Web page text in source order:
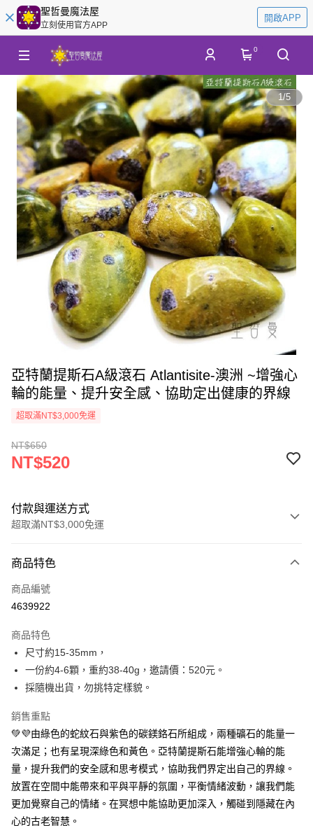
聖哲曼魔法屋
立刻使用官方APP
開啟APP
0
1/5
亞特蘭提斯石A級滾石 Atlantisite-澳洲 ~增強心
輪的能量、提升安全感、協助定出健康的界線
超取滿NT$3,000免運
NT$650
NT$520
付款與運送方式
超取滿NT$3,000免運
信用卡一次付款
超商取貨付款
Apple Pay
街口支付
ATM付款
全家取貨付款
每筆NT$80，滿NT$3,000(含以上)免運費
商品特色
商品編號
4639922
商品特色
尺寸約15-35mm，
一份約4-6顆，重約38-40g，邀請價：520元。
採隨機出貨，勿挑特定樣貌。
銷售重點
⁡💚💜由綠色的蛇紋石與紫色的碳鎂鉻石所組成，兩種礦石的能量一
次滿足；也有呈現深綠色和黃色。亞特蘭提斯石能增強心輪的能
量，提升我們的安全感和思考模式，協助我們界定出自己的界線。
放置在空間中能帶來和平與平靜的氛圍，平衡情緒波動，讓我們能
更加覺察自己的情緒。在冥想中能協助更加深入，觸碰到隱藏在內
心的古老智慧。